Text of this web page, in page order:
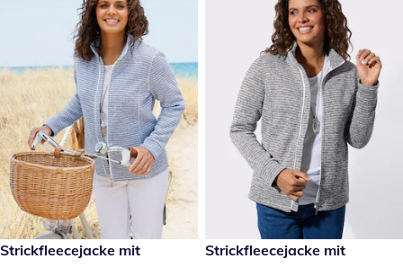
39,99 €
Strickfleecejacke mit
39,99 €
Strickfleecejacke mit